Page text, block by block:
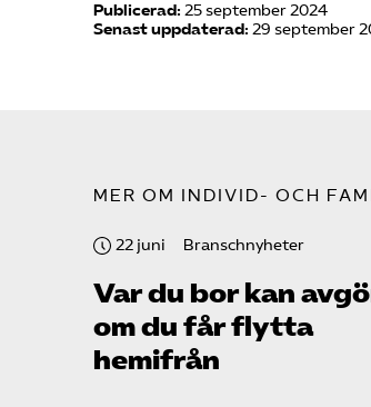
Publicerad: 25 september 2024
Senast uppdaterad: 29 september
MER OM INDIVID- OCH
22 juni Branschnyheter
Var du bor kan
om du får flytta
hemifrån